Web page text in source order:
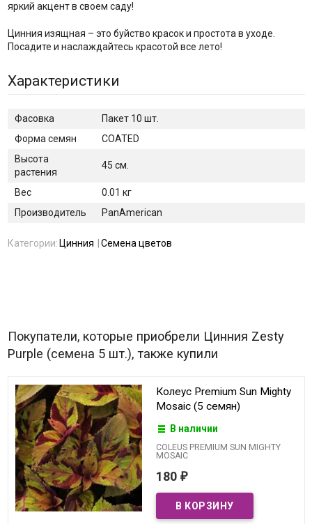
яркий акцент в своем саду!
Цинния изящная – это буйство красок и простота в уходе.
Посадите и наслаждайтесь красотой все лето!
Характеристики
Фасовка
Пакет 10 шт.
Форма семян
COATED
Высота
растения
45 см.
Вес
0.01 кг
Производитель
PanAmerican
Категории: Цинния Семена цветов
Покупатели, которые приобрели Цинния Zesty
Purple (семена 5 шт.), также купили
Колеус Premium Sun Mighty
Mosaic (5 семян)
В наличии
COLEUS PREMIUM SUN MIGHTY
MOSAIC
180 ₽